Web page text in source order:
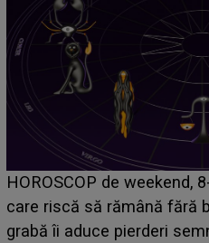
Emanuel a ținut ACEST
acum! În fața Alexandrei,
face o MĂRTURISIRE